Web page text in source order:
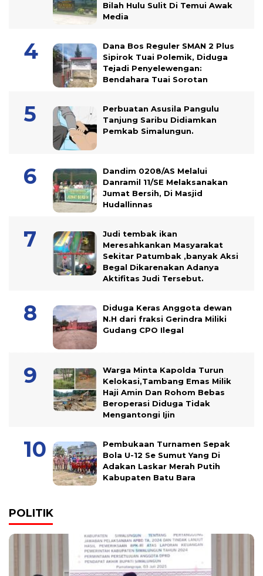
Bilah Hulu Sulit Di Temui Awak
Media
Dana Bos Reguler SMAN 2 Plus
Sipirok Tuai Polemik, Diduga
Tejadi Penyelewengan:
Bendahara Tuai Sorotan
Perbuatan Asusila Pangulu
Tanjung Saribu Didiamkan
Pemkab Simalungun.
Dandim 0208/AS Melalui
Danramil 11/SE Melaksanakan
Jumat Bersih, Di Masjid
Hudallinnas
Judi tembak ikan
Meresahkankan Masyarakat
Sekitar Patumbak ,banyak Aksi
Begal Dikarenakan Adanya
Aktifitas Judi Tersebut.
Diduga Keras Anggota dewan
N.H dari fraksi Gerindra Miliki
Gudang CPO Ilegal
Warga Minta Kapolda Turun
Kelokasi,Tambang Emas Milik
Haji Amin Dan Rohom Bebas
Beroperasi Diduga Tidak
Mengantongi Ijin
Pembukaan Turnamen Sepak
Bola U-12 Se Sumut Yang Di
Adakan Laskar Merah Putih
Kabupaten Batu Bara
POLITIK